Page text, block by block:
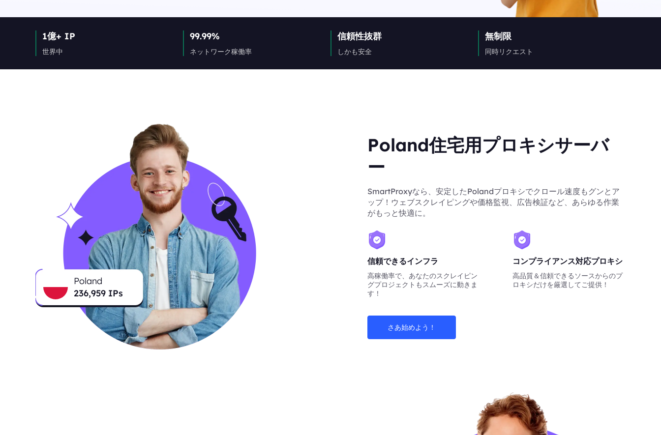
1億+ IP
世界中
99.99%
ネットワーク稼働率
信頼性抜群
しかも安全
無制限
同時リクエスト
Poland
237,911IPs
Poland住宅用プロキシサーバ
ー
SmartProxyなら、安定したPolandプロキシでクロール速度もグンとア
ップ！ウェブスクレイピングや価格監視、広告検証など、あらゆる作業
がもっと快適に。
信頼できるインフラ
高稼働率で、あなたのスクレイピン
グプロジェクトもスムーズに動きま
す！
コンプライアンス対応プロキシ
高品質＆信頼できるソースからのプ
ロキシだけを厳選してご提供！
さあ始めよう！